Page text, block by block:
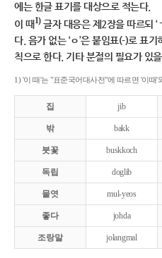
에는 한글 표기를 대상으로 적는다.
이 때1)글자 대응은 제2장을 따르되 ‘
다. 음가 없는 ‘ㅇ’은 붙임표(-)로 표
칙으로 한다. 기타 분절의 필요가 있
1) '이 때'는 "표준국어대사전"에 따르면 '이때'
집 jib
밖 bakk
붓꽃 buskkoch
독립 doglib
물엿 mul-yeos
좋다 johda
조랑말 jolangmal